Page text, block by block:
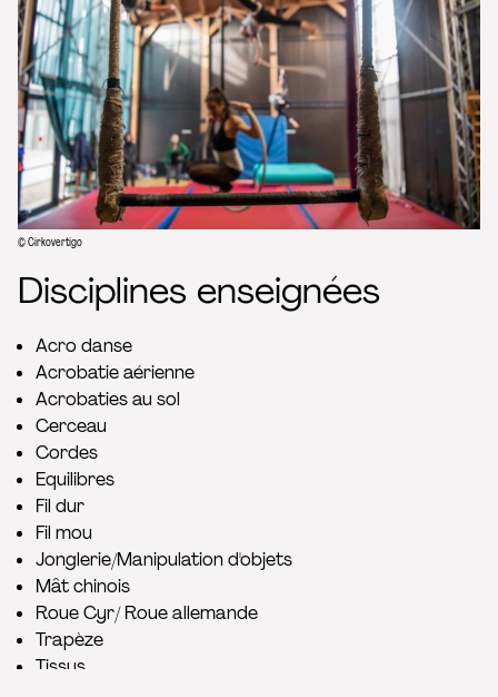
© Cirkovertigo
Disciplines enseignées
Acro danse
Acrobatie aérienne
Acrobaties au sol
Cerceau
Cordes
Equilibres
Fil dur
Fil mou
Jonglerie/Manipulation d'objets
Mât chinois
Roue Cyr/ Roue allemande
Trapèze
Tissus